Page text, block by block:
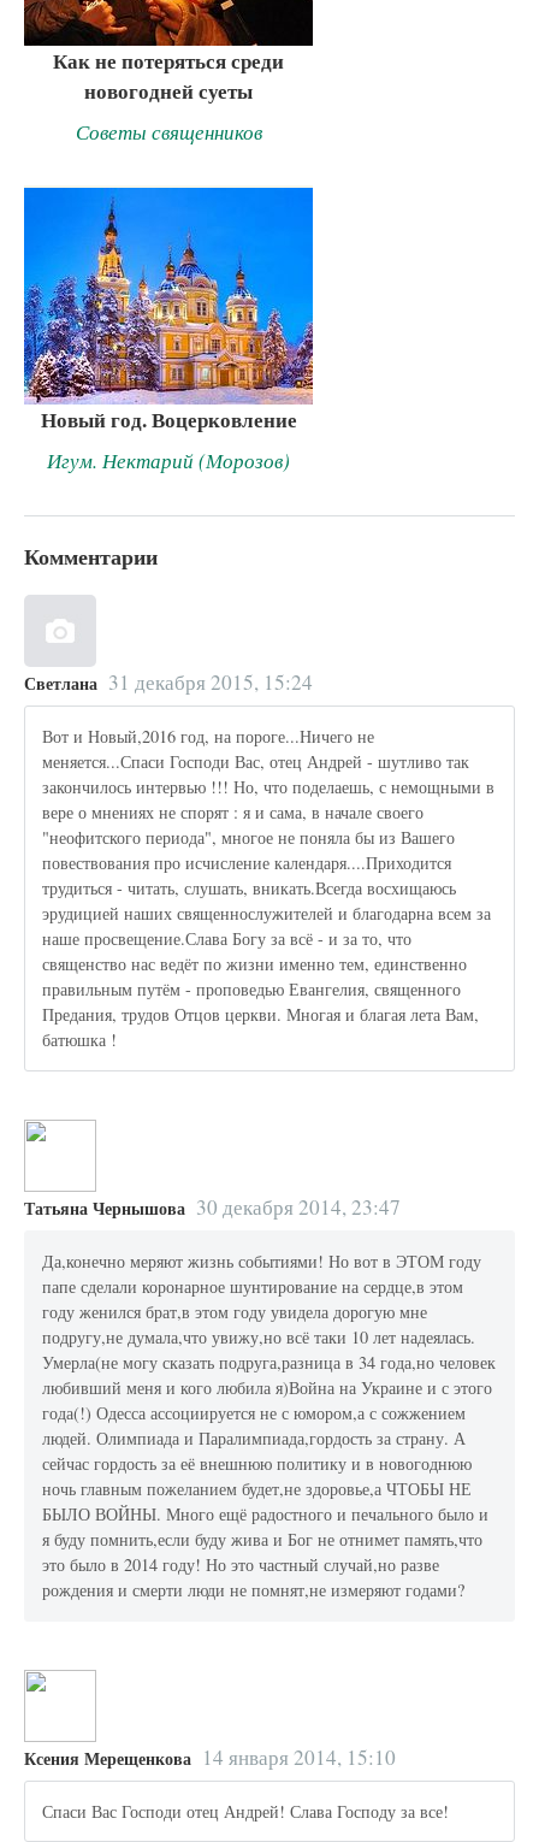
Как не потеряться среди
новогодней суеты
Советы священников
Новый год. Воцерковление
Игум. Нектарий (Морозов)
Комментарии
Светлана 31 декабря 2015, 15:24
Вот и Новый,2016 год, на пороге...Ничего не
меняется...Спаси Господи Вас, отец Андрей - шутливо так
закончилось интервью !!! Но, что поделаешь, с немощными в
вере о мнениях не спорят : я и сама, в начале своего
"неофитского периода", многое не поняла бы из Вашего
повествования про исчисление календаря....Приходится
трудиться - читать, слушать, вникать.Всегда восхищаюсь
эрудицией наших священнослужителей и благодарна всем за
наше просвещение.Слава Богу за всё - и за то, что
священство нас ведёт по жизни именно тем, единственно
правильным путём - проповедью Евангелия, священного
Предания, трудов Отцов церкви. Многая и благая лета Вам,
батюшка !
Татьяна Чернышова 30 декабря 2014, 23:47
Да,конечно меряют жизнь событиями! Но вот в ЭТОМ году
папе сделали коронарное шунтирование на сердце,в этом
году женился брат,в этом году увидела дорогую мне
подругу,не думала,что увижу,но всё таки 10 лет надеялась.
Умерла(не могу сказать подруга,разница в 34 года,но человек
любивший меня и кого любила я)Война на Украине и с этого
года(!) Одесса ассоциируется не с юмором,а с сожжением
людей. Олимпиада и Паралимпиада,гордость за страну. А
сейчас гордость за её внешнюю политику и в новогоднюю
ночь главным пожеланием будет,не здоровье,а ЧТОБЫ НЕ
БЫЛО ВОЙНЫ. Много ещё радостного и печального было и
я буду помнить,если буду жива и Бог не отнимет память,что
это было в 2014 году! Но это частный случай,но разве
рождения и смерти люди не помнят,не измеряют годами?
Ксения Мерещенкова 14 января 2014, 15:10
Спаси Вас Господи отец Андрей! Слава Господу за все!